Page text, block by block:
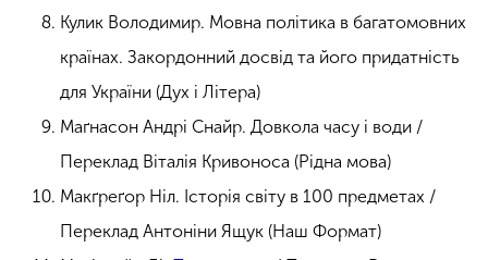
Кулик Володимир. Мовна політика в багатомовних
країнах. Закордонний досвід та його придатність
для України (Дух і Літера)
Маґнасон Андрі Снайр. Довкола часу і води /
Переклад Віталія Кривоноса (Рідна мова)
Макґреґор Ніл. Історія світу в 100 предметах /
Переклад Антоніни Ящук (Наш Формат)